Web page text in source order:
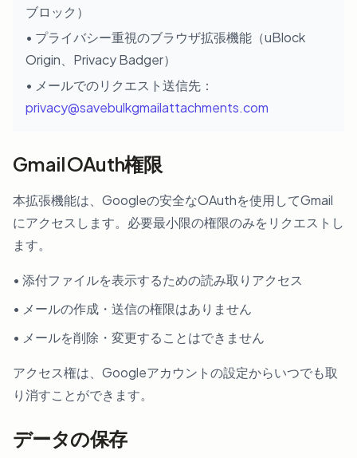
ブロック）
• プライバシー重視のブラウザ拡張機能（uBlock
Origin、Privacy Badger）
• メールでのリクエスト送信先：
privacy@savebulkgmailattachments.com
Gmail OAuth権限
本拡張機能は、Googleの安全なOAuthを使用してGmail
にアクセスします。必要最小限の権限のみをリクエストし
ます。
• 添付ファイルを表示するための読み取りアクセス
• メールの作成・送信の権限はありません
• メールを削除・変更することはできません
アクセス権は、Googleアカウントの設定からいつでも取
り消すことができます。
データの保存